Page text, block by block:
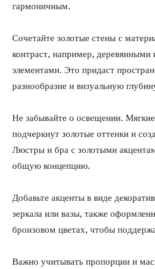
гармоничным.
Сочетайте золотые стены с
контраст, например,
элементами. Это придаст
разнообразие и визуальную
Не забывайте о освещении.
подчеркнут золотые оттенки и
Люстры и бра с золотыми
общую концепцию.
Добавьте акценты в виде
зеркала или вазы, также
бронзовом цветах, чтобы
Важно учитывать пропорции и